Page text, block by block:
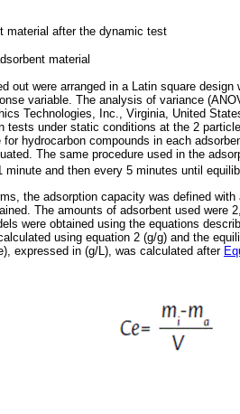
material after the dynamic test
material
out were arranged in a Latin square
variable. The analysis of variance
Technologies, Inc., Virginia, United
tests under static conditions at the 2
hydrocarbon compounds in each
The same procedure used in the
minute and then every 5 minutes until
the adsorption capacity was defined
The amounts of adsorbent used were
were obtained using the equations
using equation 2 (g/g) and the
expressed in (g/L), was calculated after